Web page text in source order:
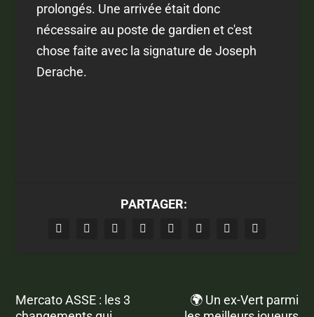
prolongés. Une arrivée était donc
nécessaire au poste de gardien et c'est
chose faite avec la signature de Joseph
Derache.
PARTAGER:
Mercato ASSE : les 3
🌍 Un ex-Vert parmi